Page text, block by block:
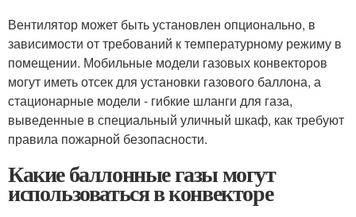
Вентилятор может быть установлен опционально, в
зависимости от требований к температурному режиму в
помещении. Мобильные модели газовых конвекторов
могут иметь отсек для установки газового баллона, а
стационарные модели - гибкие шланги для газа,
выведенные в специальный уличный шкаф, как требуют
правила пожарной безопасности.
Какие баллонные газы могут
использоваться в конвекторе